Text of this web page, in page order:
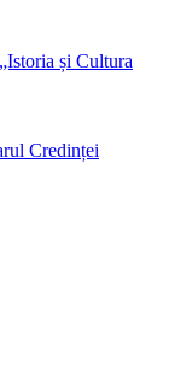
și Cultura